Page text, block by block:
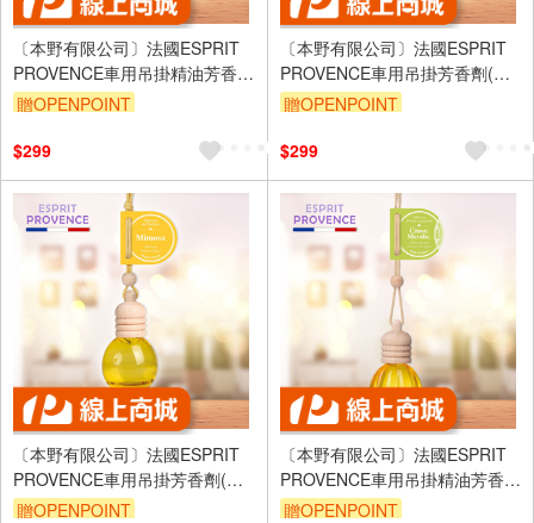
〔本野有限公司〕法國ESPRIT
PROVENCE車用吊掛精油芳香劑
(清新馬鞭草)10ml -1入
贈OPENPOINT
$299
〔本野有限公司〕法國ESPRIT
PROVENCE車用吊掛芳香劑(柔
和甜美玫瑰)10ml -1入
贈OPENPOINT
$299
〔本野有限公司〕法國ESPRIT
PROVENCE車用吊掛芳香劑(溫
柔含羞草)10ml -1入
贈OPENPOINT
〔本野有限公司〕法國ESPRIT
PROVENCE車用吊掛精油芳香劑
(活力薄荷檸檬)10ml -1入
贈OPENPOINT